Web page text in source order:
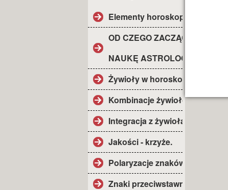
Elementy horoskopu.
OD CZEGO ZACZĄĆ
NAUKĘ ASTROLOGII?
Żywioły w horoskopie.
Kombinacje żywiołów.
Integracja z żywiołami.
Jakości - krzyże.
Polaryzacje znaków.
Znaki przeciwstawne.